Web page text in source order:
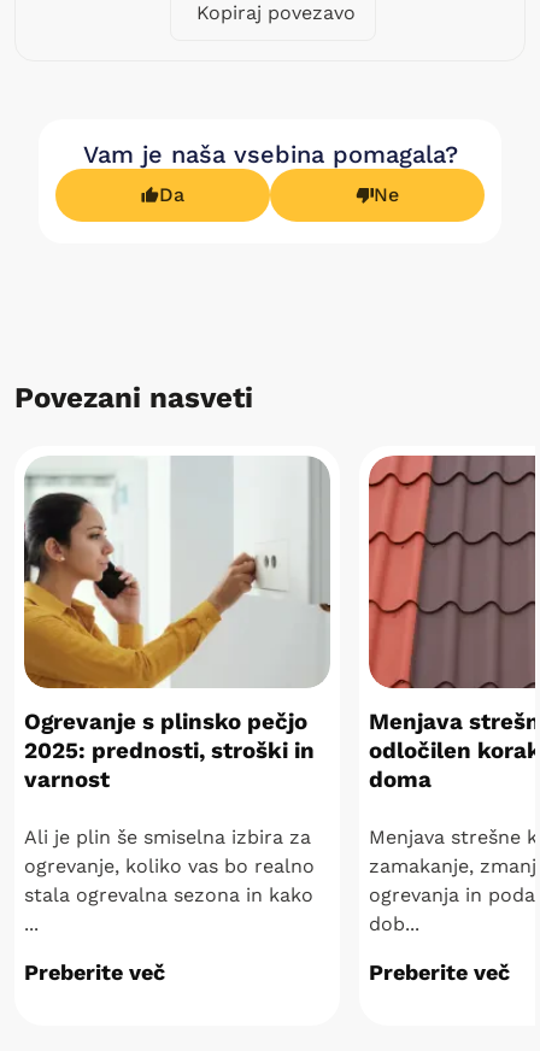
Kopiraj povezavo
Vam je naša vsebina pomagala?
Da Ne
Povezani nasveti
Ogrevanje s plinsko pečjo
2025: prednosti, stroški in
varnost
Ali je plin še smiselna izbira za
ogrevanje, koliko vas bo realno
stala ogrevalna sezona in kako
...
Preberite več
Menjava
odločilen
doma
Menjava strešne
zamakanje,
ogrevanja in
dob...
Preberite več